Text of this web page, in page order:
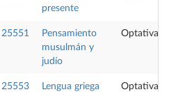
presente
25551
Pensamiento
musulmán y
judío
Optativa
25553 Lengua griega Optativa